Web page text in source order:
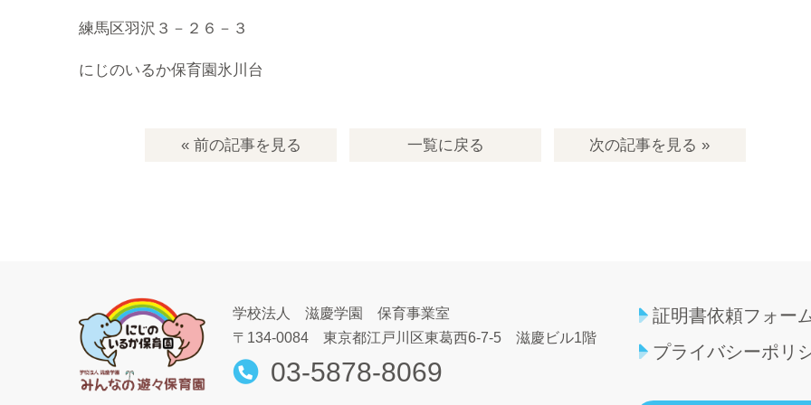
練馬区羽沢３－２６－３
にじのいるか保育園氷川台
« 前の記事を見る 一覧に戻る 次の記事を見る »
学校法人 滋慶学園 保育事業室
〒134-0084 東京都江戸川区東葛西6-7-5 滋慶ビル1階
03-5878-8069
証明書依頼フォー
プライバシーポリ